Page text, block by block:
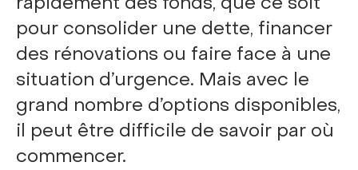
pour consolider une dette, financer
des rénovations ou faire face à une
situation d’urgence. Mais avec le
grand nombre d’options disponibles,
il peut être difficile de savoir par où
commencer.